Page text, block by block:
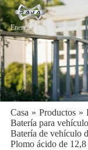
Energia nueva
Casa » Productos »
Batería para
Batería de vehículo
Plomo ácido de